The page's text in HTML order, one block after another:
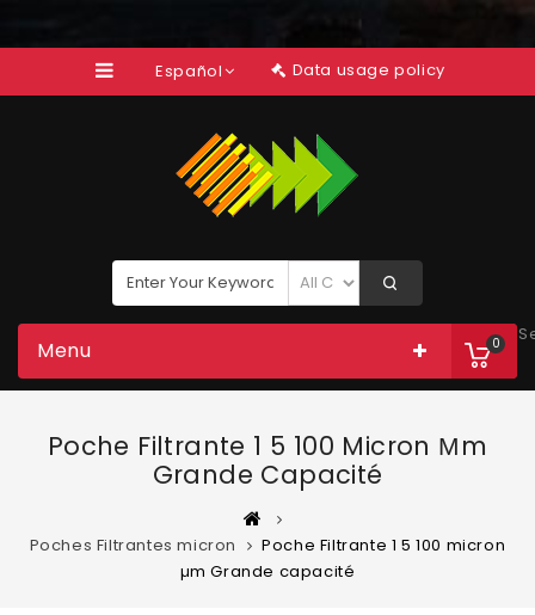
Español Data usage policy
0
Menu
Poche Filtrante 1 5 100 Micron Μm
Grande Capacité
Poches Filtrantes micron
Poche Filtrante 1 5 100 micron
µm Grande capacité